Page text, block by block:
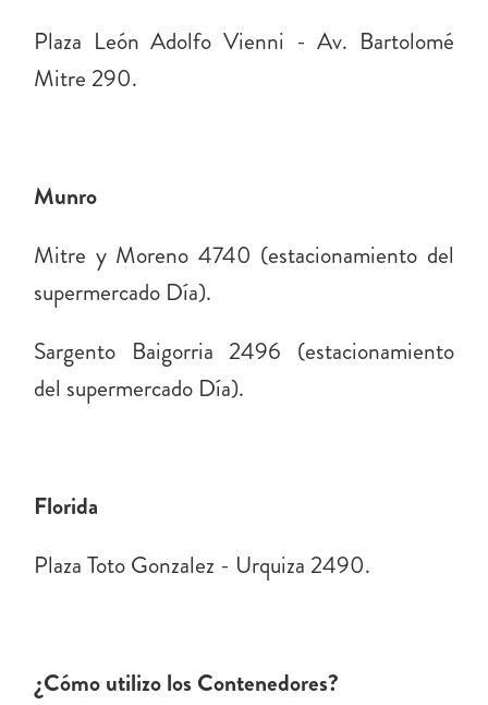
Plaza León Adolfo Vienni - Av. Bartolomé
Mitre 290.
Munro
Mitre y Moreno 4740 (estacionamiento del
supermercado Día).
Sargento Baigorria 2496 (estacionamiento
del supermercado Día).
Florida
Plaza Toto Gonzalez - Urquiza 2490.
¿Cómo utilizo los Contenedores?